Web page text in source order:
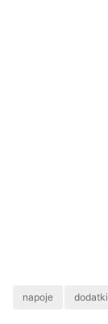
napoje dodatki